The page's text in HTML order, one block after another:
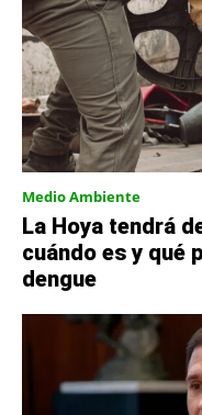
Medio Ambiente
La Hoya tendrá
cuándo es y qué
dengue